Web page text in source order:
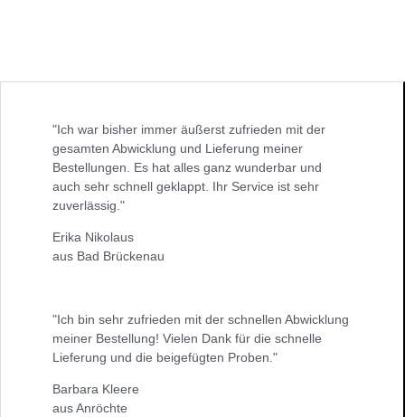
"Ich war bisher immer äußerst zufrieden mit der
gesamten Abwicklung und Lieferung meiner
Bestellungen. Es hat alles ganz wunderbar und
auch sehr schnell geklappt. Ihr Service ist sehr
zuverlässig."
Erika Nikolaus
aus Bad Brückenau
"Ich bin sehr zufrieden mit der schnellen Abwicklung
meiner Bestellung! Vielen Dank für die schnelle
Lieferung und die beigefügten Proben."
Barbara Kleere
aus Anröchte